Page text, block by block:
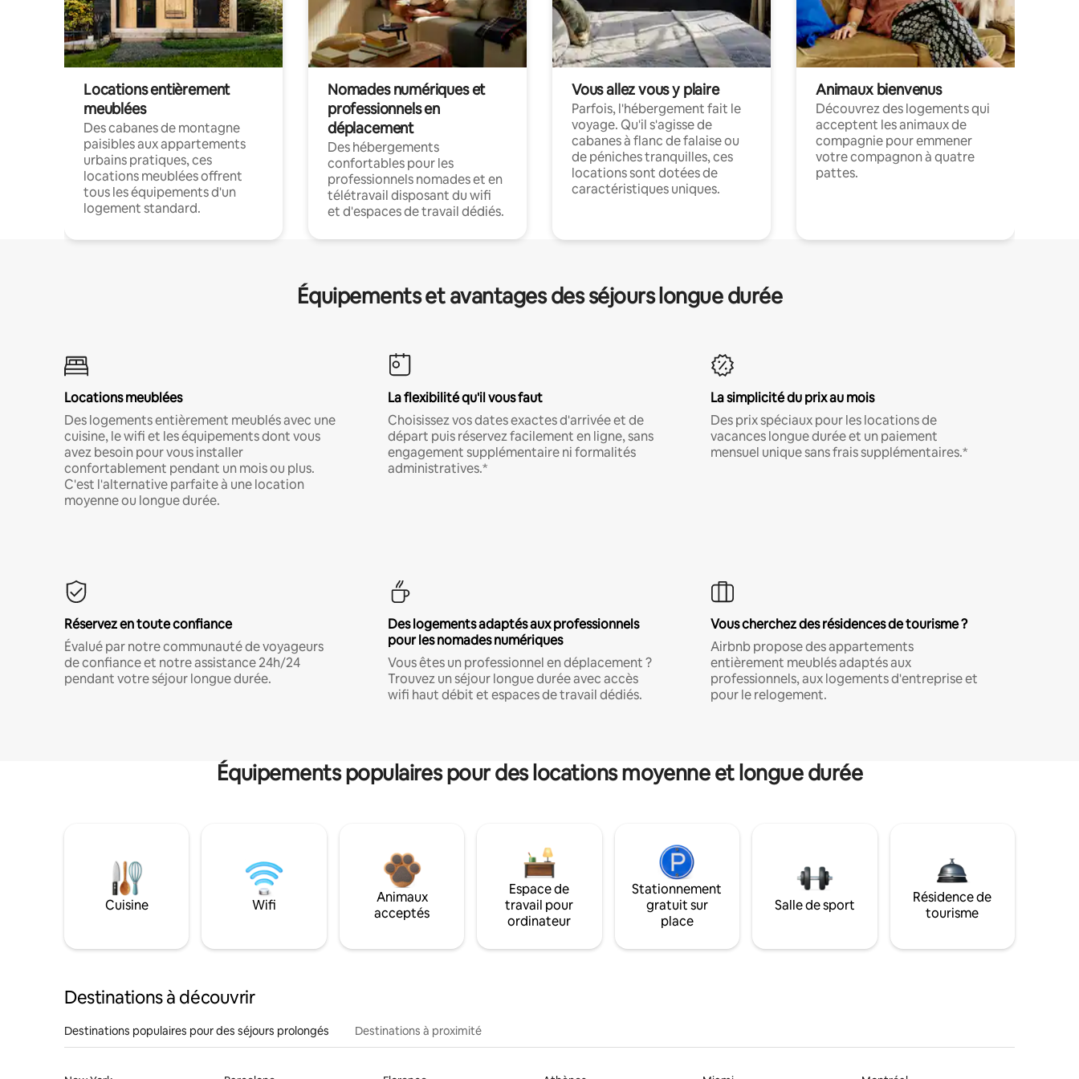
Locations entièrement
meublées
Des cabanes de montagne
paisibles aux appartements
urbains pratiques, ces
locations meublées offrent
tous les équipements d'un
logement standard.
Nomades numériques et
professionnels en
déplacement
Des hébergements
confortables pour les
professionnels nomades et en
télétravail disposant du wifi
et d'espaces de travail dédiés.
Vous allez vous y plaire
Parfois, l'hébergement fait le
voyage. Qu'il s'agisse de
cabanes à flanc de falaise ou
de péniches tranquilles, ces
locations sont dotées de
caractéristiques uniques.
Animaux bienvenus
Découvrez des logements qui
acceptent les animaux de
compagnie pour emmener
votre compagnon à quatre
pattes.
Équipements et avantages des séjours longue durée
Locations meublées
Des logements entièrement meublés avec une
cuisine, le wifi et les équipements dont vous
avez besoin pour vous installer
confortablement pendant un mois ou plus.
C'est l'alternative parfaite à une location
moyenne ou longue durée.
La flexibilité qu'il vous faut
Choisissez vos dates exactes d'arrivée et de
départ puis réservez facilement en ligne, sans
engagement supplémentaire ni formalités
administratives.*
La simplicité du prix au mois
Des prix spéciaux pour les locations de
vacances longue durée et un paiement
mensuel unique sans frais supplémentaires.*
Réservez en toute confiance
Évalué par notre communauté de voyageurs
de confiance et notre assistance 24h/24
pendant votre séjour longue durée.
Des logements adaptés aux professionnels
pour les nomades numériques
Vous êtes un professionnel en déplacement ?
Trouvez un séjour longue durée avec accès
wifi haut débit et espaces de travail dédiés.
Vous cherchez des résidences de tourisme ?
Airbnb propose des appartements
entièrement meublés adaptés aux
professionnels, aux logements d'entreprise et
pour le relogement.
Équipements populaires pour des locations moyenne et longue durée
Cuisine Wifi
Animaux
acceptés
Espace de
travail pour
ordinateur
Stationnement
gratuit sur
place
Salle de sport
Résidence de
tourisme
Destinations à découvrir
Destinations populaires pour des séjours prolongés Destinations à proximité